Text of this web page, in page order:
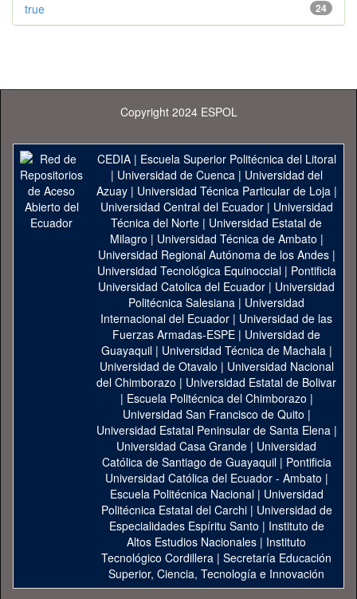
24
true
Copyright 2024 ESPOL
CEDIA| Escuela Superior Politécnica del Litoral
| Universidad de Cuenca| Universidad del
Azuay| Universidad Técnica Particular de Loja|
Universidad Central del Ecuador| Universidad
Técnica del Norte | Universidad Estatal de
Milagro | Universidad Técnica de Ambato |
Universidad Regional Autónoma de los Andes|
Universidad Tecnológica Equinoccial| Pontificia
Universidad Catolica del Ecuador | Universidad
Politécnica Salesiana | Universidad
Internacional del Ecuador | Universidad de las
Fuerzas Armadas-ESPE | Universidad de
Guayaquil| Universidad Técnica de Machala|
Universidad de Otavalo | Universidad Nacional
del Chimborazo | Universidad Estatal de Bolivar
| Escuela Politécnica del Chimborazo |
Universidad San Francisco de Quito |
Universidad Estatal Peninsular de Santa Elena|
Universidad Casa Grande | Universidad
Católica de Santiago de Guayaquil| Pontificia
Universidad Católica del Ecuador - Ambato |
Escuela Politécnica Nacional| Universidad
Politécnica Estatal del Carchi| Universidad de
Especialidades Espíritu Santo | Instituto de
Altos Estudios Nacionales | Instituto
Tecnológico Cordillera | Secretaría Educación
Superior, Ciencia, Tecnología e Innovación